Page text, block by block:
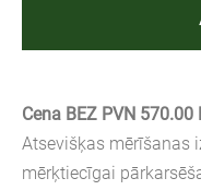
Cena BEZ PVN 570.00
Atsevišķas mērīšanas
mērķtiecīgai